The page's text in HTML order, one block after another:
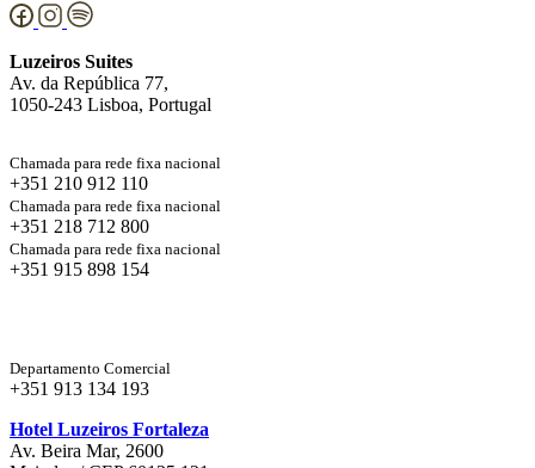
Luzeiros Suites
Av. da República 77,
1050-243 Lisboa, Portugal
Chamada para rede fixa nacional
+351 210 912 110
Chamada para rede fixa nacional
+351 218 712 800
Chamada para rede fixa nacional
+351 915 898 154
Departamento Comercial
+351 913 134 193
Hotel Luzeiros Fortaleza
Av. Beira Mar, 2600